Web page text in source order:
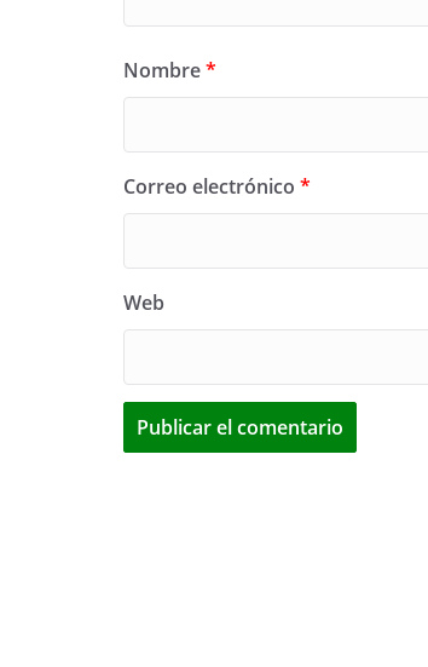
Nombre*
Correo electrónico *
Web